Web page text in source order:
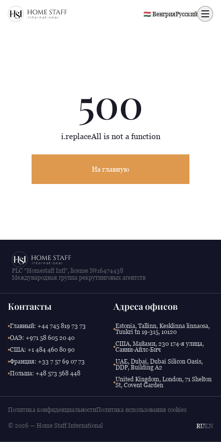
500 page
🇭🇺 ВенгрияРусский
500
i.replaceAll is not a function
На главную
PLC "Homestaff Intl", license №16474438
Международная группа рекрутинговых агентств
Контакты
Главный: +44 745 819 73 73
ОАЭ: +971 58 605 20 40
США: +1 484 460 80 90
Франция: +33 7 57 69 07 73
Польша: +48 573 568 448
Адреса офисов
Estonia, Tallinn, Kesklinna linnaosa,
Tuukri tn 19-315, 10120
США, Майами, 230 174-я улица,
Санни-Айлс-Бич
UAE, Dubai, Dubai Silicon Oasis,
DDP, Building A2
United Kingdom, London, 71 Shelton
St, Covent Garden
Политика конфиденциальностиПолитика использования cookies
© 2026 — Home Staff International RUEN